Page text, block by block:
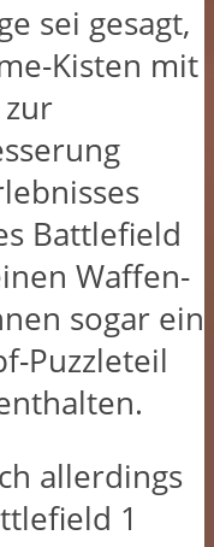
sei gesagt,
Kisten mit
Battlefield
Waffen-
sogar ein
Puzzleteil
allerdings
1